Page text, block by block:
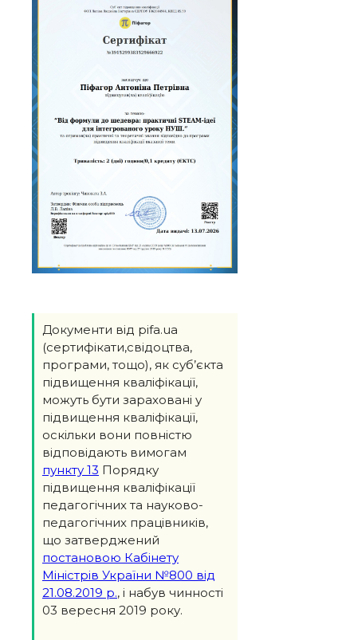
Документи від pifa.ua
(сертифікати,свідоцтва,
програми, тощо), як суб’єкта
підвищення кваліфікації,
можуть бути зараховані у
підвищення кваліфікації,
оскільки вони повністю
відповідають вимогам
пункту 13 Порядку
підвищення кваліфікації
педагогічних та науково-
педагогічних працівників,
що затверджений
постановою Кабінету
Міністрів України №800 від
21.08.2019 р., і набув чинності
03 вересня 2019 року.